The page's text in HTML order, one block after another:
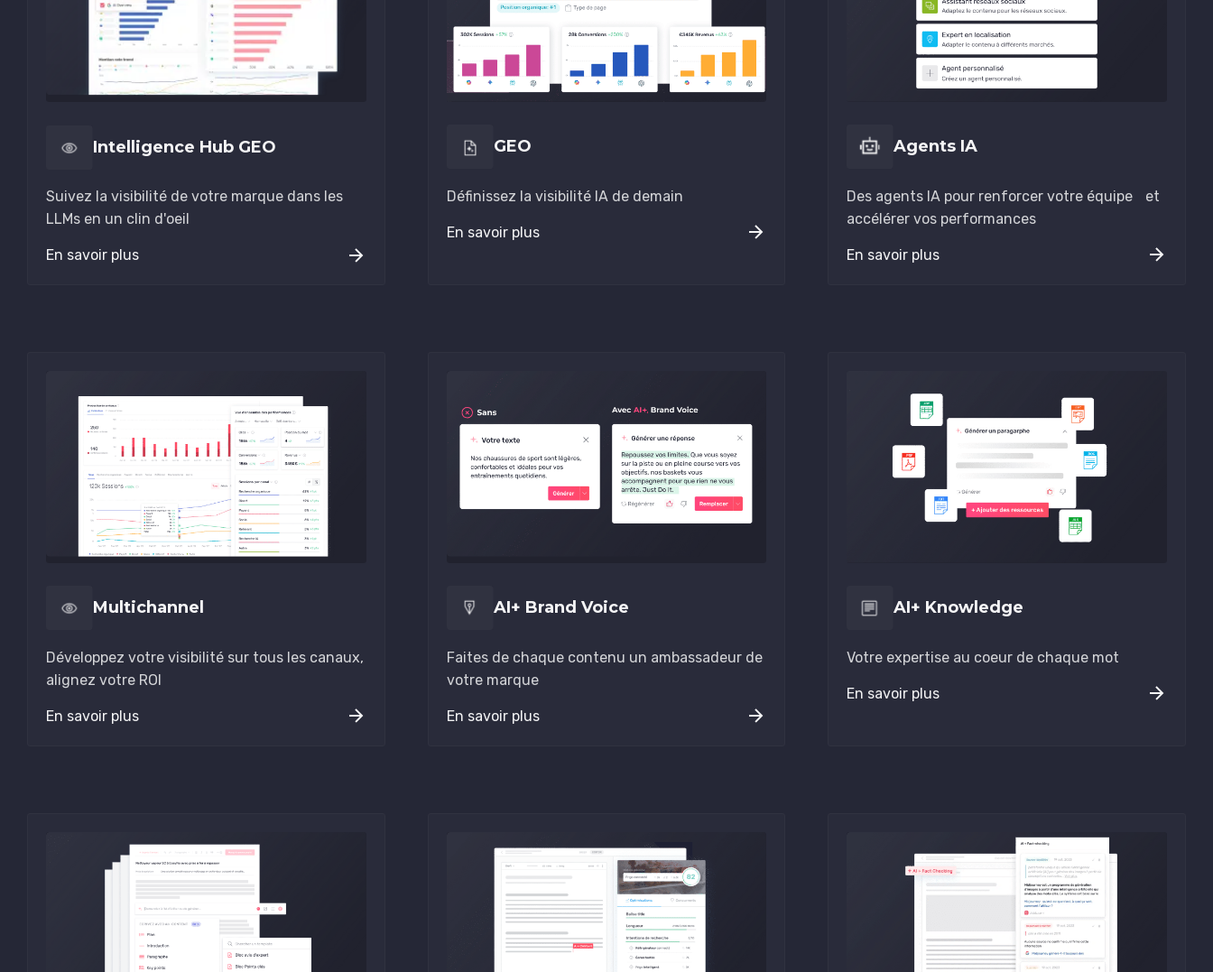
Intelligence Hub GEO
Suivez la visibilité de votre marque dans les
LLMs en un clin d'oeil
En savoir plus
GEO
Définissez la visibilité IA de demain
En savoir plus
Agents IA
Des agents IA pour renforcer votre équipe et
accélérer vos performances
En savoir plus
Multichannel
Développez votre visibilité sur tous les canaux,
alignez votre ROI
En savoir plus
AI+ Brand Voice
Faites de chaque contenu un ambassadeur de
votre marque
En savoir plus
AI+ Knowledge
Votre expertise au coeur de chaque mot
En savoir plus